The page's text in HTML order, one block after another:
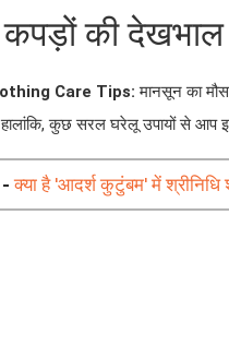
की
Care Tips:मानसून का
कुछ सरल घरेलू उपायों से
-क्या है 'आदर्श कुटुंबम' में